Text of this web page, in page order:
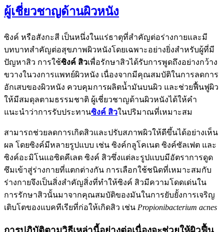
ผู้เชี่ยวชาญด้านผิวหนัง
ซิงค์ หรือสังกะสี เป็นหนึ่งในแร่ธาตุที่สำคัญต่อร่างกายและมี
บทบาทสำคัญต่อสุขภาพผิวหนังโดยเฉพาะอย่างยิ่งสำหรับผู้ที่มี
ปัญหาสิว การใช้ซิงค์ สิวเพื่อรักษาสิวได้รับการพูดถึงอย่างกว้าง
ขวางในวงการแพทย์ผิวหนัง เนื่องจากมีคุณสมบัติในการลดการ
อักเสบของผิวหนัง ควบคุมการผลิตน้ำมันบนผิว และช่วยฟื้นฟูผิว
ให้มีสมดุลตามธรรมชาติ ผู้เชี่ยวชาญด้านผิวหนังได้ให้คำ
แนะนำว่าการรับประทานซิงค์ สิวในปริมาณที่เหมาะสม
สามารถช่วยลดการเกิดสิวและปรับสภาพผิวให้ดีขึ้นได้อย่างเห็น
ผล โดยซิงค์มีหลายรูปแบบ เช่น ซิงค์กลูโคเนต ซิงค์ซัลเฟต และ
ซิงค์อะมิโนแอซิดคีเลต ซิงค์ สิวซึ่งแต่ละรูปแบบมีอัตราการดูด
ซึมเข้าสู่ร่างกายที่แตกต่างกัน การเลือกใช้ชนิดที่เหมาะสมกับ
ร่างกายจึงเป็นสิ่งสำคัญสิ่งที่ทำให้ซิงค์ สิวมีความโดดเด่นใน
การรักษาสิวนั้นมาจากคุณสมบัติของมันในการยับยั้งการเจริญ
เติบโตของแบคทีเรียที่ก่อให้เกิดสิว เช่น Propionibacterium acnes